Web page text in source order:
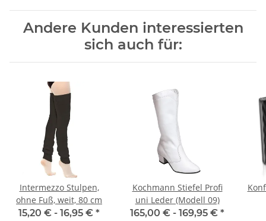
Andere Kunden interessierten
sich auch für:
Intermezzo Stulpen,
ohne Fuß, weit, 80 cm
15,20 € - 16,95 € *
Kochmann Stiefel Profi
uni Leder (Modell 09)
165,00 € - 169,95 € *